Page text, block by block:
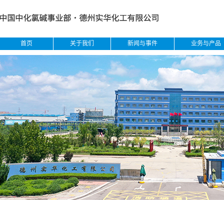
首页 关于我们 新闻与事件 业务与产品